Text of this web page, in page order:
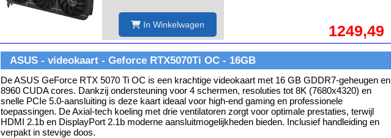
In Winkelwagen 1249,49
ASUS - videokaart - Geforce RTX5070Ti OC - 16GB
De ASUS GeForce RTX 5070 Ti OC is een krachtige videokaart met 16 GB GDDR7-geheugen en
8960 CUDA cores. Dankzij ondersteuning voor 4 schermen, resoluties tot 8K (7680x4320) en
snelle PCIe 5.0-aansluiting is deze kaart ideaal voor high-end gaming en professionele
toepassingen. De Axial-tech koeling met drie ventilatoren zorgt voor optimale prestaties, terwijl
HDMI 2.1b en DisplayPort 2.1b moderne aansluitmogelijkheden bieden. Inclusief handleiding en
verpakt in stevige doos.